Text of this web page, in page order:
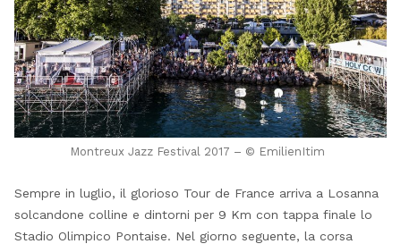
Montreux Jazz Festival 2017 – © EmilienItim
Sempre in luglio, il glorioso Tour de France arriva a Losanna
solcandone colline e dintorni per 9 Km con tappa finale lo
Stadio Olimpico Pontaise. Nel giorno seguente, la corsa